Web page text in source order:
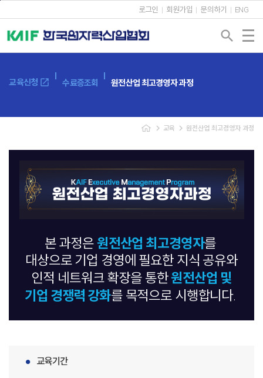
로그인 회원가입 문의하기 ENG
search
교육신청 open_in_new 수료증조회 원전산업 최고경영자 과정
navigate_next 교육 navigate_next 원전산업 최고경영자 과정
본 과정은원전산업 최고경영자를
대상으로 기업 경영에 필요한 지식 공유와
인적 네트워크 확장을 통한원전산업 및
기업 경쟁력 강화를 목적으로 시행합니다.
교육기간